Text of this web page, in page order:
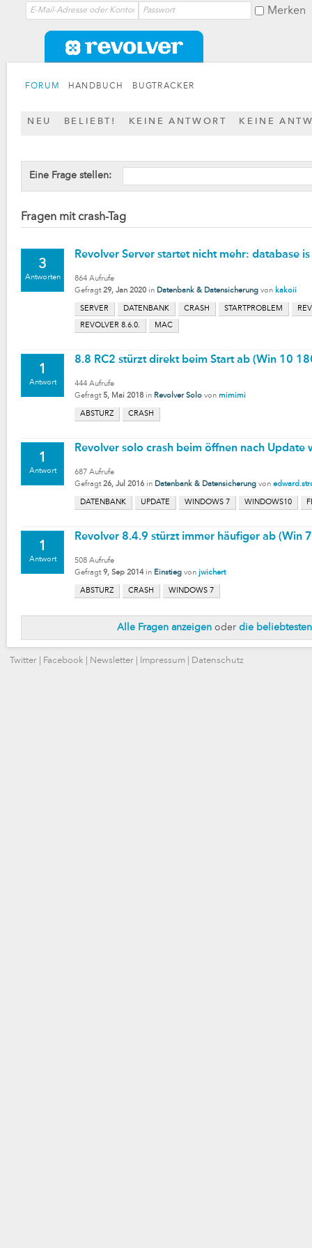
Merken
FORUM HANDBUCH BUGTRACKER
NEU BELIEBT! KEINE ANTWORT KEINE
Eine Frage stellen:
Fragen mit crash-Tag
3
Antworten
Revolver Server startet nicht mehr: database
864 Aufrufe
Gefragt 29, Jan 2020 in Datenbank & Datensicherung von kakoii
SERVER DATENBANK CRASH STARTPROBLEM
REVOLVER 8.6.0. MAC
1
Antwort
8.8 RC2 stürzt direkt beim Start ab (Win 10
444 Aufrufe
Gefragt 5, Mai 2018 in Revolver Solo von mimimi
ABSTURZ CRASH
1
Antwort
Revolver solo crash beim öffnen nach Update
687 Aufrufe
Gefragt 26, Jul 2016 in Datenbank & Datensicherung von
DATENBANK UPDATE WINDOWS 7 WINDOWS10
1
Antwort
Revolver 8.4.9 stürzt immer häufiger ab (Win
508 Aufrufe
Gefragt 9, Sep 2014 in Einstieg von jwichert
ABSTURZ CRASH WINDOWS 7
Alle Fragen anzeigen oder die beliebtesten
Twitter Facebook Newsletter Impressum Datenschutz